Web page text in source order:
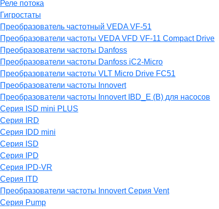
Реле потока
Гигростаты
Преобразователь частотный VEDA VF-51
Преобразователи частоты VEDA VFD VF-11 Compact Drive
Преобразователи частоты Danfoss
Преобразователи частоты Danfoss iC2-Micro
Преобразователи частоты VLT Micro Drive FC51
Преобразователи частоты Innovert
Преобразователи частоты Innovert IBD_E (B) для насосов
Серия ISD mini PLUS
Серия IRD
Серия IDD mini
Серия ISD
Серия IPD
Серия IPD-VR
Серия ITD
Преобразователи частоты Innovert Серия Vent
Серия Pump